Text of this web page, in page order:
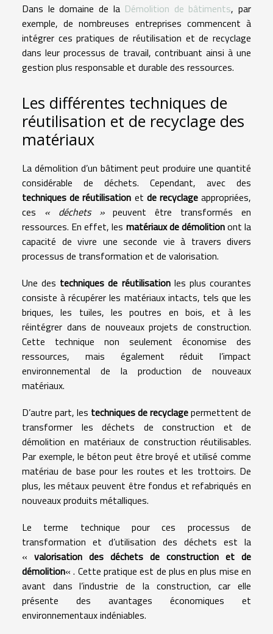
Dans le domaine de la Démolition de bâtiments, par
exemple, de nombreuses entreprises commencent à
intégrer ces pratiques de réutilisation et de recyclage
dans leur processus de travail, contribuant ainsi à une
gestion plus responsable et durable des ressources.
Les différentes techniques de
réutilisation et de recyclage des
matériaux
La démolition d’un bâtiment peut produire une quantité
considérable de déchets. Cependant, avec des
techniques de réutilisation et de recyclageappropriées,
ces « déchets »peuvent être transformés en
ressources. En effet, les matériaux de démolitionont la
capacité de vivre une seconde vie à travers divers
processus de transformation et de valorisation.
Une des techniques de réutilisationles plus courantes
consiste à récupérer les matériaux intacts, tels que les
briques, les tuiles, les poutres en bois, et à les
réintégrer dans de nouveaux projets de construction.
Cette technique non seulement économise des
ressources, mais également réduit l’impact
environnemental de la production de nouveaux
matériaux.
D’autre part, les techniques de recyclagepermettent de
transformer les déchets de construction et de
démolition en matériaux de construction réutilisables.
Par exemple, le béton peut être broyé et utilisé comme
matériau de base pour les routes et les trottoirs. De
plus, les métaux peuvent être fondus et refabriqués en
nouveaux produits métalliques.
Le terme technique pour ces processus de
transformation et d’utilisation des déchets est la
« valorisation des déchets de construction et de
démolition« . Cette pratique est de plus en plus mise en
avant dans l’industrie de la construction, car elle
présente des avantages économiques et
environnementaux indéniables.